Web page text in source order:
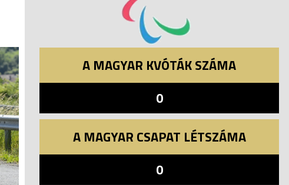
A MAGYAR KVÓTÁK SZÁMA
0
A MAGYAR CSAPAT LÉTSZÁMA
0